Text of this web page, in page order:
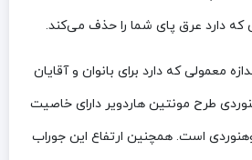
که دارد عرق پای شما را حذف می‌کند.
معمولی که دارد برای بانوان و آقایان
طرح مونتین هاردویر دارای خاصیت
است. همچنین ارتفاع این جوراب